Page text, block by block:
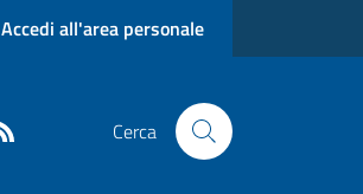
Accedi all'area personale
Cerca